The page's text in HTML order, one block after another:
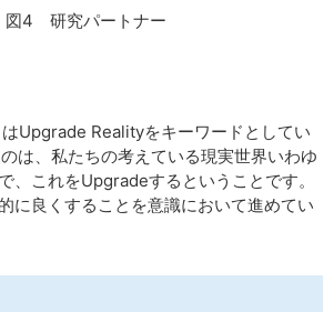
図4 研究パートナー
Upgrade Realityをキーワードとしてい
は、私たちの考えている現実世界いわゆ
、これをUpgradeするということです。
に良くすることを意識において進めてい